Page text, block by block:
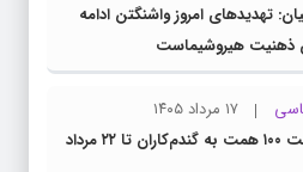
تهدیدهای امروز واشنگتن ادامه
ذهنیت هیروشیماست
۱۷ مرداد ۱۴۰۵
۲۲ مرداد